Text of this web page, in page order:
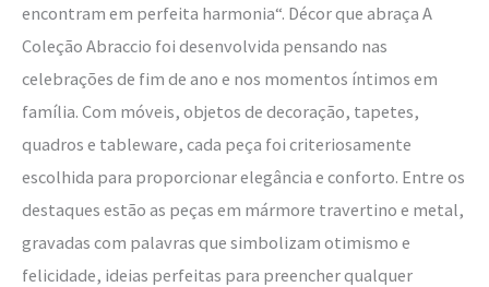
encontram em perfeita harmonia“. Décor que abraça A
Coleção Abraccio foi desenvolvida pensando nas
celebrações de fim de ano e nos momentos íntimos em
família. Com móveis, objetos de decoração, tapetes,
quadros e tableware, cada peça foi criteriosamente
escolhida para proporcionar elegância e conforto. Entre os
destaques estão as peças em mármore travertino e metal,
gravadas com palavras que simbolizam otimismo e
felicidade, ideias perfeitas para preencher qualquer